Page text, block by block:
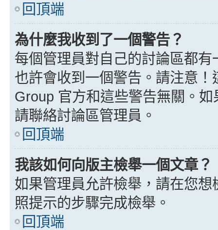
回頂端
為什麼我收到了一個警告？
每個管理員對自己的討論區都
也許會收到一個警告。請注意
Group 官方和這些警告無關。
請聯絡討論區管理員。
回頂端
我該如何向版主檢舉一個文章？
如果管理員允許檢舉，請在您
照提示的步驟完成檢舉。
回頂端